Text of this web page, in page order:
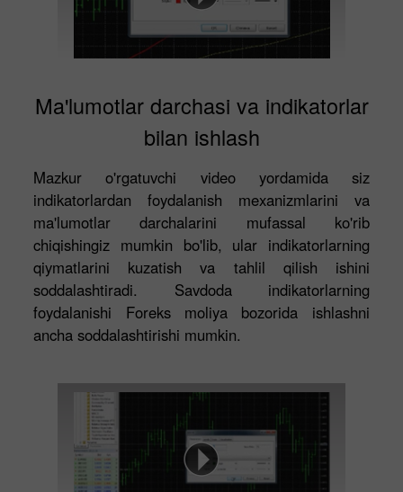
Ma'lumotlar darchasi va indikatorlar
bilan ishlash
Mazkur o'rgatuvchi video yordamida siz
indikatorlardan foydalanish mexanizmlarini va
ma'lumotlar darchalarini mufassal ko'rib
chiqishingiz mumkin bo'lib, ular indikatorlarning
qiymatlarini kuzatish va tahlil qilish ishini
soddalashtiradi. Savdoda indikatorlarning
foydalanishi Foreks moliya bozorida ishlashni
ancha soddalashtirishi mumkin.